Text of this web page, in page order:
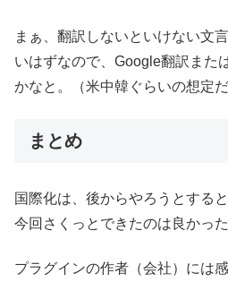
まぁ、翻訳しないといけない文
いはずなので、Google翻訳また
かなと。（米中韓ぐらいの想定だ
まとめ
国際化は、後からやろうとする
今回さくっとできたのは良かった
プラグインの作者（会社）には感